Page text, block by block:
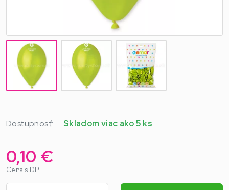
Dostupnosť: Skladom viac ako 5 ks
0,10 €
Cena s DPH